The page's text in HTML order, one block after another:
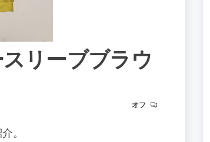
リーブブラウ
オフ
。